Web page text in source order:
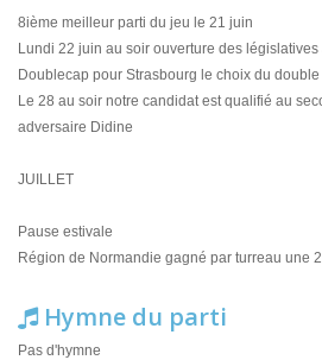
8ième meilleur parti du jeu le 21 juin
Lundi 22 juin au soir ouverture des
Doublecap pour Strasbourg le choix du
Le 28 au soir notre candidat est qualifié au
adversaire Didine
JUILLET
Pause estivale
Région de Normandie gagné par turreau une 2
Hymne du parti
Pas d'hymne